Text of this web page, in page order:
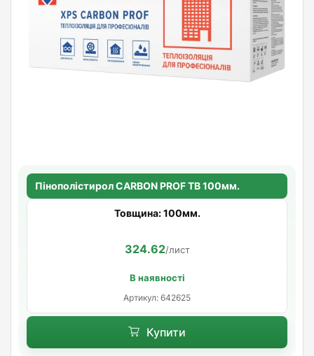
Пінополістирол CARBON PROF TB 100мм.
Товщина: 100мм.
324.62/лист
В наявності
Артикул: 642625
Купити